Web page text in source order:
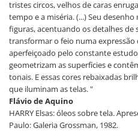
tristes circos, velhos de caras
tempo e a miséria. (...) Seu
figuras, acentuando os detalhes de
transformar o feio numa expressão
aperfeiçoado pelo constante
geometrizam as superfícies e
tonais. E essas cores rebaixadas
que iluminam as telas. "
Flávio de Aquino
HARRY Elsas: óleos sobre tela.
Paulo: Galeria Grossman, 1982.